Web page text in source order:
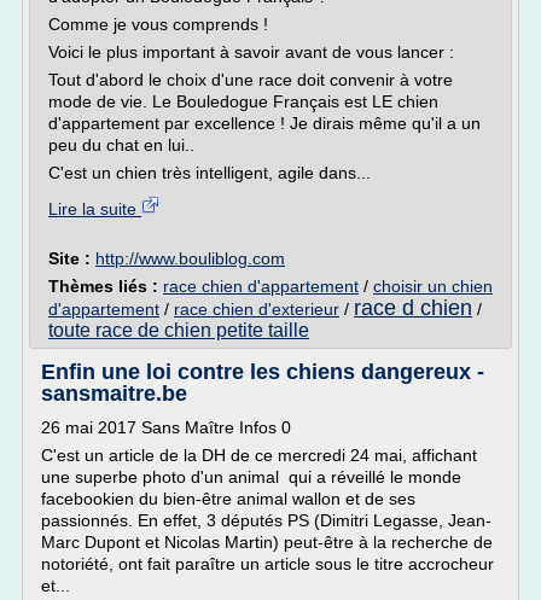
Comme je vous comprends !
Voici le plus important à savoir avant de vous lancer :
Tout d'abord le choix d'une race doit convenir à votre
mode de vie. Le Bouledogue Français est LE chien
d'appartement par excellence ! Je dirais même qu'il a un
peu du chat en lui..
C'est un chien très intelligent, agile dans...
Lire la suite
Site : http://www.bouliblog.com
Thèmes liés : race chien d'appartement / choisir un chien
d'appartement / race chien d'exterieur / race d chien /
toute race de chien petite taille
Enfin une loi contre les chiens dangereux -
sansmaitre.be
26 mai 2017 Sans Maître Infos 0
C'est un article de la DH de ce mercredi 24 mai, affichant
une superbe photo d'un animal qui a réveillé le monde
facebookien du bien-être animal wallon et de ses
passionnés. En effet, 3 députés PS (Dimitri Legasse, Jean-
Marc Dupont et Nicolas Martin) peut-être à la recherche de
notoriété, ont fait paraître un article sous le titre accrocheur
et...